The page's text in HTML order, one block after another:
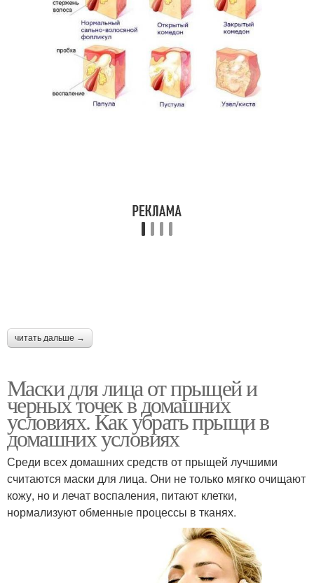
Домашняя маска Маска из голубой
Маска для
восстановления
Простая маска
Маски от черных точек Маска от черных точек
Эффективные маски Черная маска
Эффективная маска
читать дальше →
Маски для лица от прыщей и
черных точек в домашних
условиях. Как убрать прыщи в
домашних условиях
Среди всех домашних средств от прыщей лучшими
считаются маски для лица. Они не только мягко очищают
кожу, но и лечат воспаления, питают клетки,
нормализуют обменные процессы в тканях.